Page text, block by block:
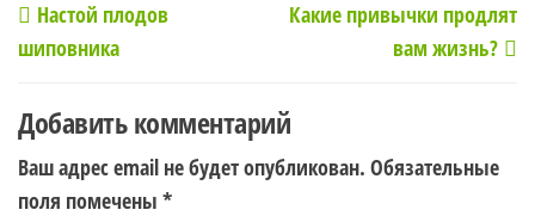
по
записям
запись
Настой плодов
шиповника
Какие привычки продлят
вам жизнь?
Добавить комментарий
Ваш адрес email не будет опубликован. Обязательные
поля помечены *